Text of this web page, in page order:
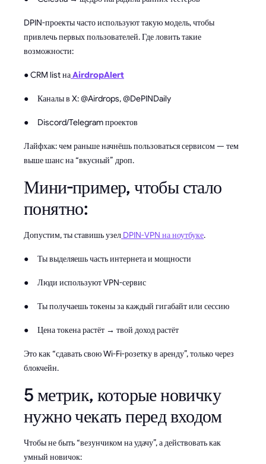
DPIN-проекты часто используют такую модель, чтобы
привлечь первых пользователей. Где ловить такие
возможности:
● CRM list наAirdropAlert
● Каналы в X: @Airdrops, @DePINDaily
● Discord/Telegram проектов
Лайфхак: чем раньше начнёшь пользоваться сервисом — тем
выше шанс на “вкусный” дроп.
Мини-пример, чтобы стало
понятно:
Допустим, ты ставишь узел DPIN-VPN на ноутбуке.
● Ты выделяешь часть интернета и мощности
● Люди используют VPN-сервис
● Ты получаешь токены за каждый гигабайт или сессию
● Цена токена растёт → твой доход растёт
Это как “сдавать свою Wi-Fi-розетку в аренду”, только через
блокчейн.
5 метрик, которые новичку
нужно чекать перед входом
Чтобы не быть “везунчиком на удачу”, а действовать как
умный новичок: